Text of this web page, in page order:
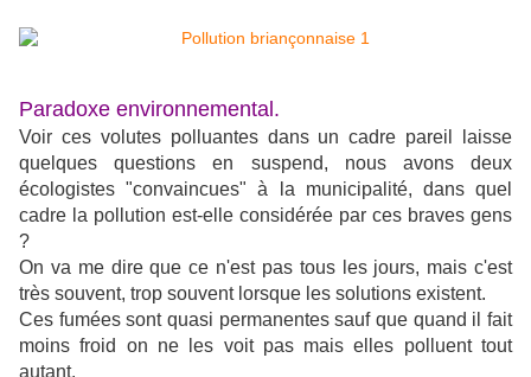
Paradoxe environnemental.
Voir ces volutes polluantes dans un cadre pareil laisse
quelques questions en suspend, nous avons deux
écologistes "convaincues" à la municipalité, dans quel
cadre la pollution est-elle considérée par ces braves gens
?
On va me dire que ce n'est pas tous les jours, mais c'est
très souvent, trop souvent lorsque les solutions existent.
Ces fumées sont quasi permanentes sauf que quand il fait
moins froid on ne les voit pas mais elles polluent tout
autant.